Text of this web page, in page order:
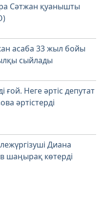
Сәтжан қуанышты
асаба 33 жыл бойы
сыйлады
ғой. Неге әртіс депутат
әртістерді
Диана
шаңырақ көтерді